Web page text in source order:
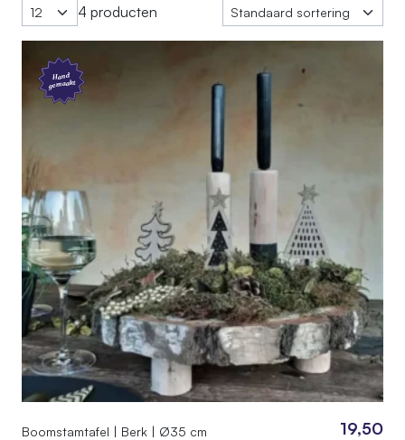
4 producten
Hand
gemaakt
Boomstamtafel | Berk | Ø35 cm 19,50